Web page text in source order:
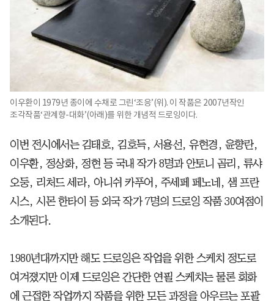
이우환이 1979년 종이에 수채로 그린‘조응’(위). 이 작품은 2007년작인
조각작품‘관계향-대화’(아래)를 위한 개념적 드로잉이다.
이번 전시에서는 김태호, 김호득, 서용선, 유현경, 윤향란,
이우환, 정상화, 정현 등 국내 작가 8명과 안토니 곰리, 류샤
오둥, 리처드 세라, 아니쉬 카푸어, 주세페 페노네, 샘 프란
시스, 시몬 한타이 등 외국 작가 7명의 드로잉 작품 30여점이
소개된다.
1980년대까지만 해도 드로잉은 작업을 위한 스케치 정도로
여겨졌지만 이제 드로잉은 간단한 연필 스케치는 물론 회화
에 근접한 작업까지 작품을 위한 모든 과정을 아우르는 포괄